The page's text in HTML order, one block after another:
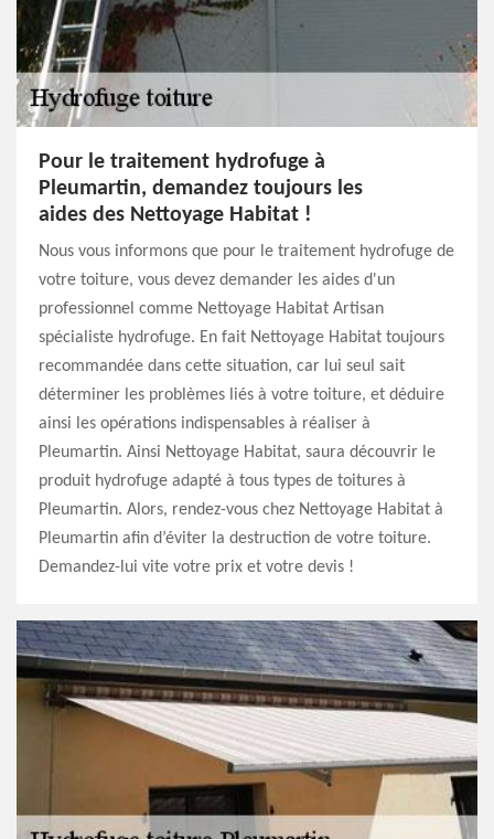
Pour le traitement hydrofuge à
Pleumartin, demandez toujours les
aides des Nettoyage Habitat !
Nous vous informons que pour le traitement hydrofuge de
votre toiture, vous devez demander les aides d'un
professionnel comme Nettoyage Habitat Artisan
spécialiste hydrofuge. En fait Nettoyage Habitat toujours
recommandée dans cette situation, car lui seul sait
déterminer les problèmes liés à votre toiture, et déduire
ainsi les opérations indispensables à réaliser à
Pleumartin. Ainsi Nettoyage Habitat, saura découvrir le
produit hydrofuge adapté à tous types de toitures à
Pleumartin. Alors, rendez-vous chez Nettoyage Habitat à
Pleumartin afin d’éviter la destruction de votre toiture.
Demandez-lui vite votre prix et votre devis !